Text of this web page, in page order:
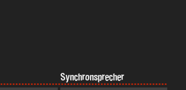
Synchronsprecher